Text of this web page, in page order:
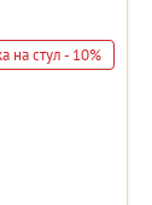
на стул - 10%